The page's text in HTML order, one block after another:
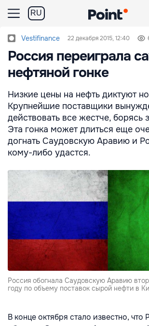
RU
Vestifinance 22 декабря 2015, 12:40
Россия переиграла
нефтяной гонке
Низкие цены на нефть диктуют
Крупнейшие поставщики
действовать все жестче, борясь
Эта гонка может длиться еще
догнать Саудовскую Аравию и
кому-либо удастся.
Россия обогнала Саудовскую Аравию
году по объему поставок сырой нефти в
В конце октября стало известно, что